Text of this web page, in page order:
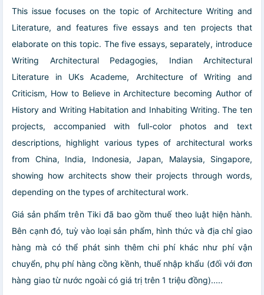
This issue focuses on the topic of Architecture Writing and
Literature, and features five essays and ten projects that
elaborate on this topic. The five essays, separately, introduce
Writing Architectural Pedagogies, Indian Architectural
Literature in UKs Academe, Architecture of Writing and
Criticism, How to Believe in Architecture becoming Author of
History and Writing Habitation and Inhabiting Writing. The ten
projects, accompanied with full-color photos and text
descriptions, highlight various types of architectural works
from China, India, Indonesia, Japan, Malaysia, Singapore,
showing how architects show their projects through words,
depending on the types of architectural work.
Giá sản phẩm trên Tiki đã bao gồm thuế theo luật hiện hành.
Bên cạnh đó, tuỳ vào loại sản phẩm, hình thức và địa chỉ giao
hàng mà có thể phát sinh thêm chi phí khác như phí vận
chuyển, phụ phí hàng cồng kềnh, thuế nhập khẩu (đối với đơn
hàng giao từ nước ngoài có giá trị trên 1 triệu đồng).....